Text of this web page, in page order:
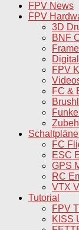
FPV News
FPV
3D
BNF
FPV
FC &
FC
ESC
GPS
RC
VTX
Tutorial
FPV
KISS